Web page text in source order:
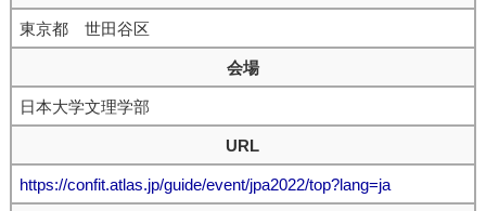
東京都 世田谷区
会場
日本大学文理学部
URL
https://confit.atlas.jp/guide/event/jpa2022/top?lang=ja